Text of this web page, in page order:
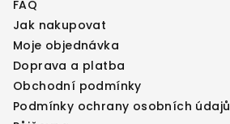
FAQ
Jak nakupovat
Moje objednávka
Doprava a platba
Obchodní podmínky
Podmínky ochrany osobních údajů